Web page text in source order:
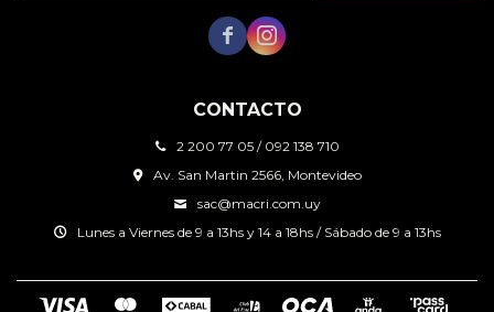
CONTACTO
2 200 77 05 / 092 138 710
Av. San Martin 2566, Montevideo
sac@macri.com.uy
Lunes a Viernes de 9 a 13hs y 14 a 18hs / Sábado de 9 a 13hs
 